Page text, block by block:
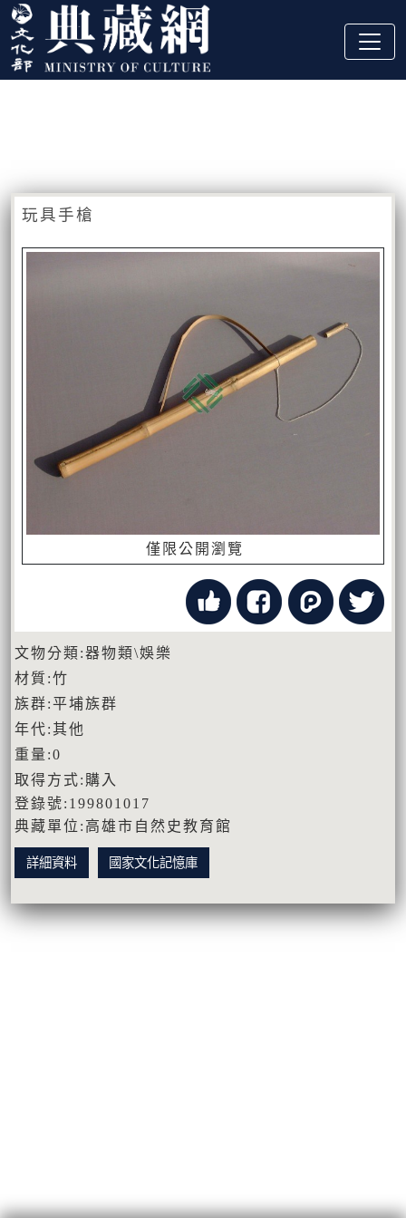
跳到主要內容
:::
玩具手槍
僅限公開瀏覽
文物分類:器物類\娛樂
材質:竹
族群:平埔族群
年代:其他
重量:0
取得方式:購入
登錄號:199801017
典藏單位:高雄市自然史教育館
詳細資料 國家文化記憶庫